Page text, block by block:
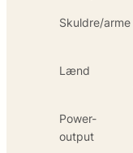
Skuldre/arme
Lænd
Power-
output